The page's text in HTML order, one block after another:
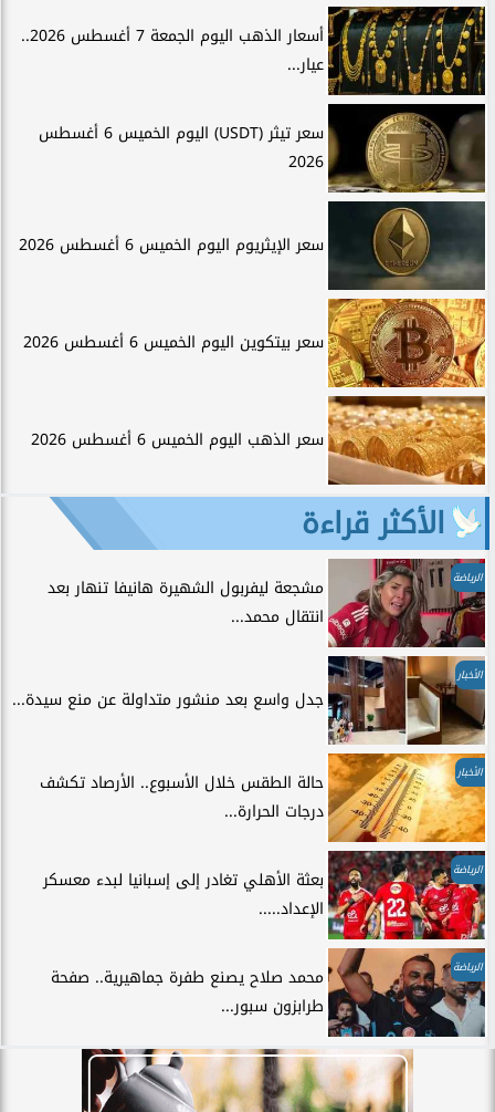
أسعار الذهب اليوم الجمعة 7 أغسطس 2026..
عيار...
سعر تيثر (USDT) اليوم الخميس 6 أغسطس
2026
سعر الإيثريوم اليوم الخميس 6 أغسطس 2026
سعر بيتكوين اليوم الخميس 6 أغسطس 2026
سعر الذهب اليوم الخميس 6 أغسطس 2026
الأكثر قراءة
الرياضة
مشجعة ليفربول الشهيرة هانيفا تنهار بعد
انتقال محمد...
الأخبار
جدل واسع بعد منشور متداولة عن منع سيدة...
الأخبار
حالة الطقس خلال الأسبوع.. الأرصاد تكشف
درجات الحرارة...
الرياضة
بعثة الأهلي تغادر إلى إسبانيا لبدء معسكر
الإعداد.....
الرياضة
محمد صلاح يصنع طفرة جماهيرية.. صفحة
طرابزون سبور...